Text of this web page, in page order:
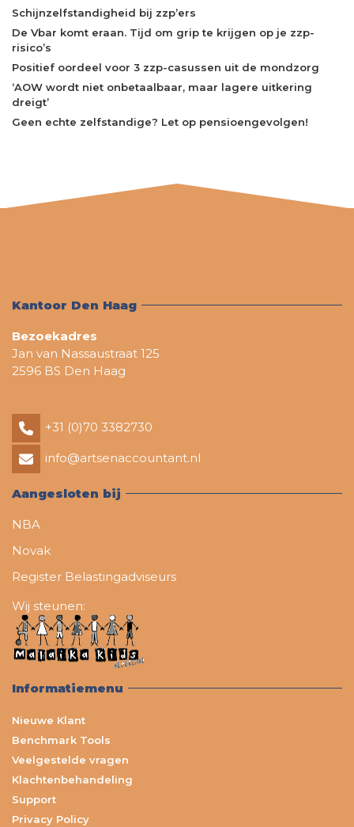
Schijnzelfstandigheid bij zzp’ers
De Vbar komt eraan. Tijd om grip te krijgen op je zzp-
risico’s
Positief oordeel voor 3 zzp-casussen uit de mondzorg
‘AOW wordt niet onbetaalbaar, maar lagere uitkering
dreigt’
Geen echte zelfstandige? Let op pensioengevolgen!
Kantoor Den Haag
Bezoekadres
Jan van Nassaustraat 125
2596 BS Den Haag
+31 (0)70 3382730
info@artsenaccountant.nl
Aangesloten bij
NBA
Novak
Register Belastingadviseurs
Wij steunen:
Informatiemenu
Nieuwe Klant
Benchmark Tools
Veelgestelde vragen
Klachtenbehandeling
Support
Privacy Policy